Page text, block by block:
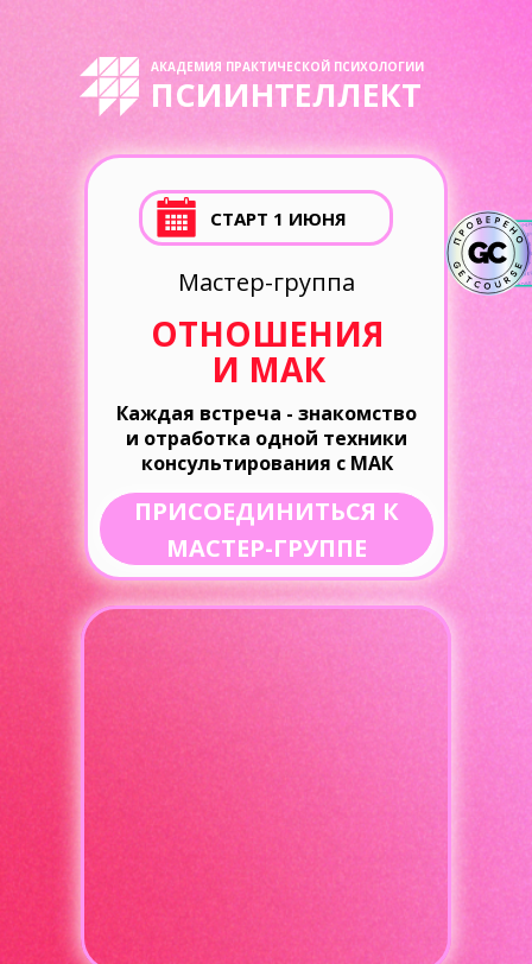
Мастер-группа
АКАДЕМИЯ ПРАКТИЧЕСКОЙ ПСИХОЛОГИИ
ПСИИНТЕЛЛЕКТ
ПРИСОЕДИНИТЬСЯ К
МАСТЕР-ГРУППЕ
СТАРТ 1 ИЮНЯ
Каждая встреча - знакомство
и отработка одной техники
консультирования с МАК
ОТНОШЕНИЯ
И МАК